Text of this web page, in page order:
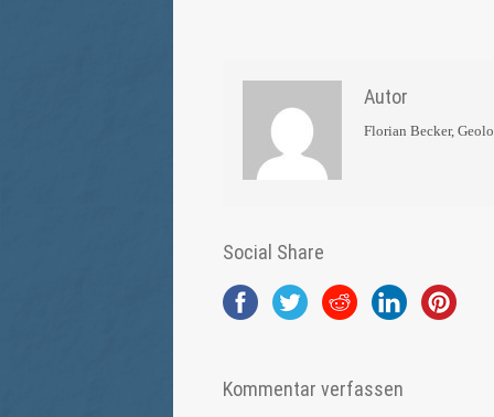
Autor
Florian Becker,
Social Share
Kommentar verfassen